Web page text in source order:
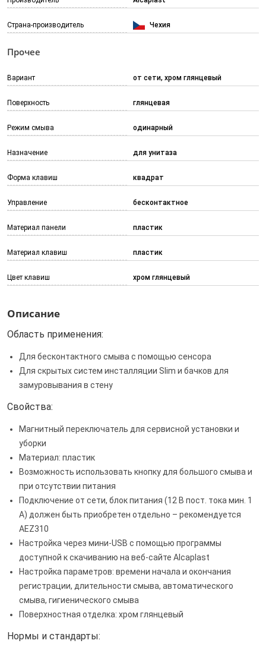
Страна-производитель Чехия
Прочее
Вариант от сети, хром глянцевый
Поверхность глянцевая
Режим смыва одинарный
Назначение для унитаза
Форма клавиш квадрат
Управление бесконтактное
Материал панели пластик
Материал клавиш пластик
Цвет клавиш хром глянцевый
Описание
Область применения:
Для бесконтактного смыва с помощью сенсора
Для скрытых систем инсталляции Slim и бачков для
замуровывания в стену
Свойства:
Магнитный переключатель для сервисной установки и
уборки
Материал: пластик
Возможность использовать кнопку для большого смыва и
при отсутствии питания
Подключение от сети, блок питания (12 В пост. тока мин. 1
А) должен быть приобретен отдельно – рекомендуется
AEZ310
Настройка через мини-USB с помощью программы
доступной к скачиванию на веб-сайте Alcaplast
Настройка параметров: времени начала и окончания
регистрации, длительности смыва, автоматического
смыва, гигиенического смыва
Поверхностная отделка: хром глянцевый
Нормы и стандарты: